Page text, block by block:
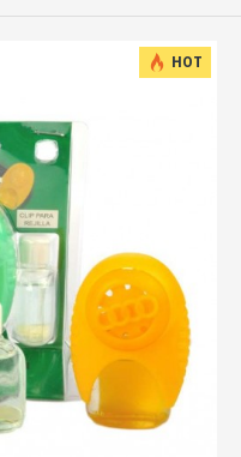
HOT